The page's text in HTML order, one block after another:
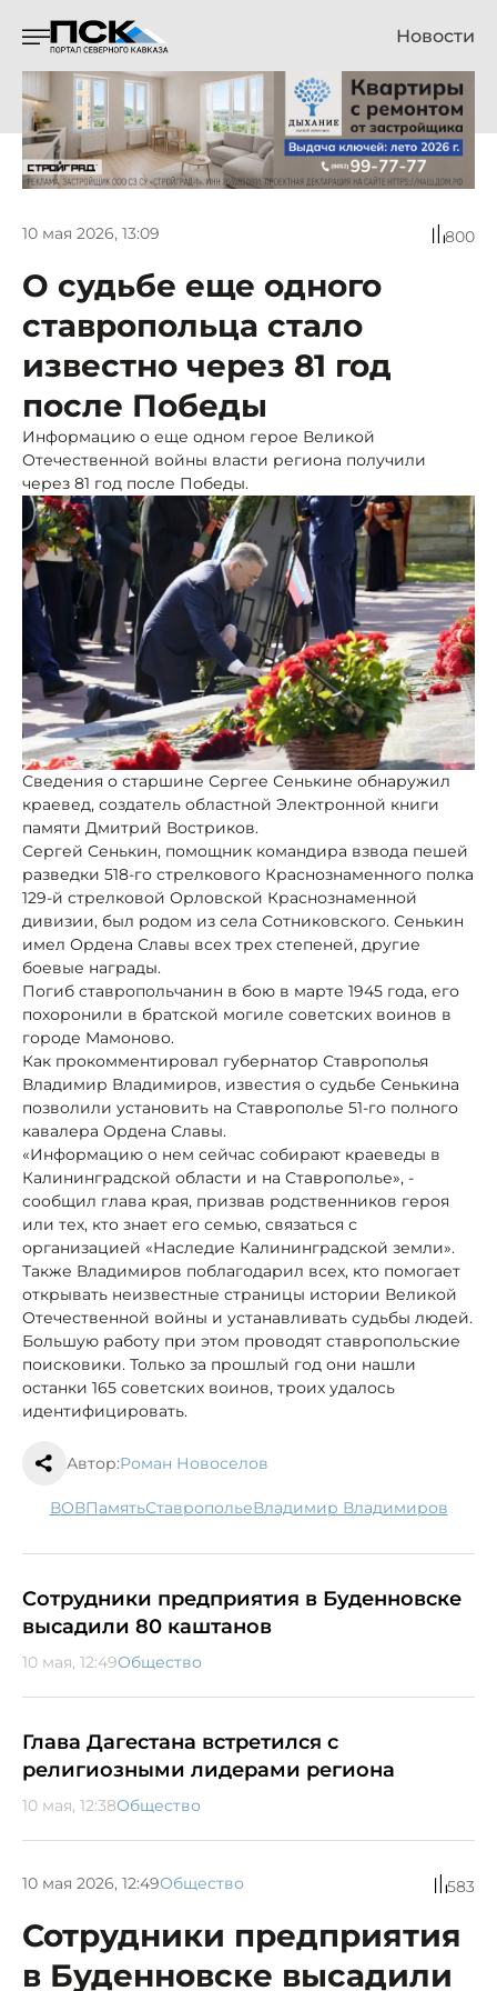
Новости
10 мая 2026, 13:09 800
О судьбе еще одного
ставропольца стало
известно через 81 год
после Победы
Информацию о еще одном герое Великой
Отечественной войны власти региона получили
через 81 год после Победы.
Сведения о старшине Сергее Сенькине обнаружил
краевед, создатель областной Электронной книги
памяти Дмитрий Востриков.
Сергей Сенькин, помощник командира взвода пешей
разведки 518-го стрелкового Краснознаменного полка
129-й стрелковой Орловской Краснознаменной
дивизии, был родом из села Сотниковского. Сенькин
имел Ордена Славы всех трех степеней, другие
боевые награды.
Погиб ставропольчанин в бою в марте 1945 года, его
похоронили в братской могиле советских воинов в
городе Мамоново.
Как прокомментировал губернатор Ставрополья
Владимир Владимиров, известия о судьбе Сенькина
позволили установить на Ставрополье 51-го полного
кавалера Ордена Славы.
«Информацию о нем сейчас собирают краеведы в
Калининградской области и на Ставрополье», -
сообщил глава края, призвав родственников героя
или тех, кто знает его семью, связаться с
организацией «Наследие Калининградской земли».
Также Владимиров поблагодарил всех, кто помогает
открывать неизвестные страницы истории Великой
Отечественной войны и устанавливать судьбы людей.
Большую работу при этом проводят ставропольские
поисковики. Только за прошлый год они нашли
останки 165 советских воинов, троих удалось
идентифицировать.
Автор:Роман Новоселов
ВОВ память Ставрополье Владимир Владимиров
Сотрудники предприятия в Буденновске
высадили 80 каштанов
10 мая, 12:49Общество
Глава Дагестана встретился с
религиозными лидерами региона
10 мая, 12:38Общество
10 мая 2026, 12:49Общество 583
Сотрудники предприятия
в Буденновске высадили